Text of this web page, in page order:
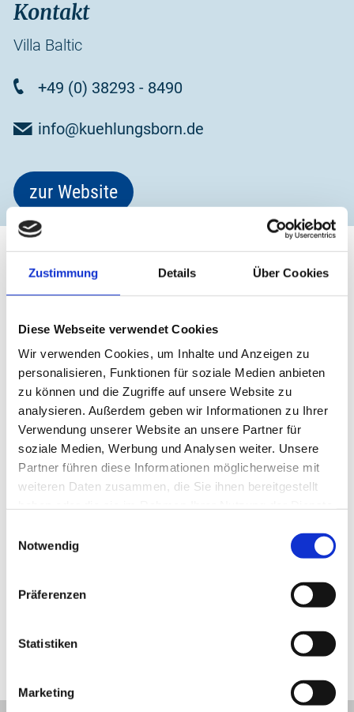
Zustimmung Details Über Cookies
Diese Webseite verwendet Cookies
Wir verwenden Cookies, um Inhalte und Anzeigen zu
personalisieren, Funktionen für soziale Medien anbieten
zu können und die Zugriffe auf unsere Website zu
analysieren. Außerdem geben wir Informationen zu Ihrer
Verwendung unserer Website an unsere Partner für
soziale Medien, Werbung und Analysen weiter. Unsere
Partner führen diese Informationen möglicherweise mit
weiteren Daten zusammen, die Sie ihnen bereitgestellt
Notwendig
Präferenzen
Statistiken
Marketing
Kontakt
Villa Baltic
+49 (0) 38293 - 8490
info@kuehlungsborn.de
zur Website